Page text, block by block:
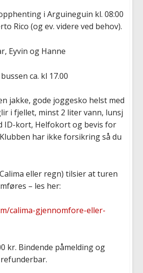
i Arguineguin kl. 08:00
Rico (og ev. videre ved behov).
Eyvin og Hanne
ca. kl 17.00
jakke, gode joggesko helst med
i fjellet, minst 2 liter vann, lunsj
ID-kort, Helfokort og bevis for
har ikke forsikring så du
eller regn) tilsier at turen
– les her:
calima-gjennomfore-eller-
kr. Bindende påmelding og